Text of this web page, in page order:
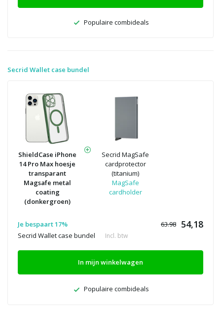
Populaire combideals
Secrid Wallet case bundel
ShieldCase iPhone
14 Pro Max hoesje
transparant
Magsafe metal
coating
(donkergroen)
Secrid MagSafe
cardprotector
(titanium)
MagSafe
cardholder
Je bespaart 17% 63.98 54,18
Secrid Wallet case bundel Incl. btw
In mijn winkelwagen
Populaire combideals